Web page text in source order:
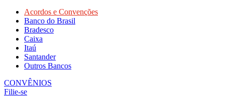
Acordos e Convenções
Banco do Brasil
Bradesco
Caixa
Itaú
Santander
Outros Bancos
CONVÊNIOS
Filie-se